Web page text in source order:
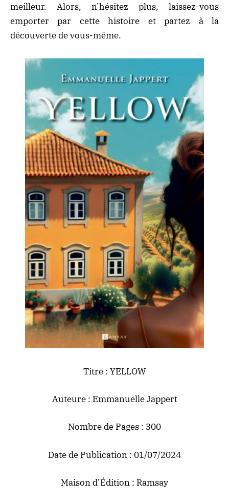
meilleur. Alors, n’hésitez plus, laissez-vous
emporter par cette histoire et partez à la
découverte de vous-même.
Titre : YELLOW
Auteure : Emmanuelle Jappert
Nombre de Pages : 300
Date de Publication : 01/07/2024
Maison d’Édition : Ramsay